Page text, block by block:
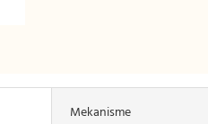
Mekanisme